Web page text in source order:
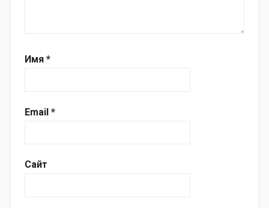
Имя *
Email *
Сайт